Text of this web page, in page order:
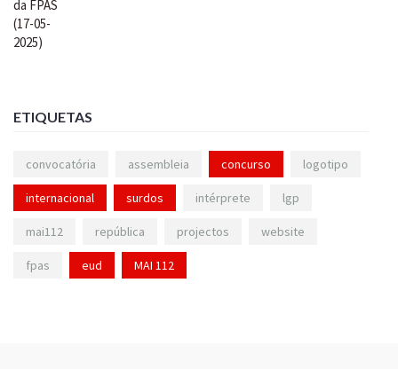
ETIQUETAS
convocatória assembleia concurso logotipo
internacional surdos intérprete lgp
mai112 república projectos website
fpas eud MAI 112